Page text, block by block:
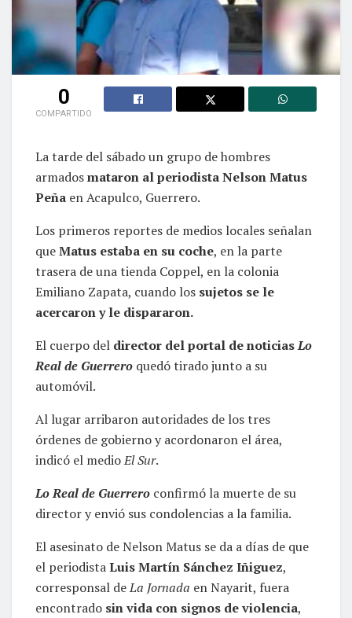
0
COMPARTIDO
La tarde del sábado un grupo de hombres
armadosmataron al periodista Nelson Matus
Peña en Acapulco, Guerrero.
Los primeros reportes de medios locales señalan
queMatus estaba en su coche, en la parte
trasera de una tienda Coppel, en la colonia
Emiliano Zapata, cuando los sujetos se le
acercaron y le dispararon.
El cuerpo del director del portal de noticiasLo
Real de Guerrero quedó tirado junto a su
automóvil.
Al lugar arribaron autoridades de los tres
órdenes de gobierno y acordonaron el área,
indicó el medioEl Sur.
Lo Real de Guerrero confirmó la muerte de su
director y envió sus condolencias a la familia.
El asesinato de Nelson Matus se da a días de que
el periodistaLuis Martín Sánchez Iñiguez,
corresponsal deLa Jornada en Nayarit, fuera
encontrado sin vida con signos de violencia,